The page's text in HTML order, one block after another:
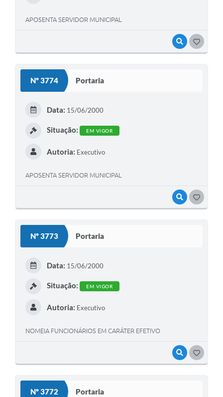
VISUALIZAR
APOSENTA SERVIDOR MUNICIPAL
Nº 3774 Portaria
VISUALIZAR
Data: 15/06/2000
Situação: EM VIGOR
Autoria: Executivo
APOSENTA SERVIDOR MUNICIPAL
Nº 3773 Portaria
VISUALIZAR
Data: 15/06/2000
Situação: EM VIGOR
Autoria: Executivo
NOMEIA FUNCIONÁRIOS EM CARÁTER EFETIVO
Nº 3772 Portaria